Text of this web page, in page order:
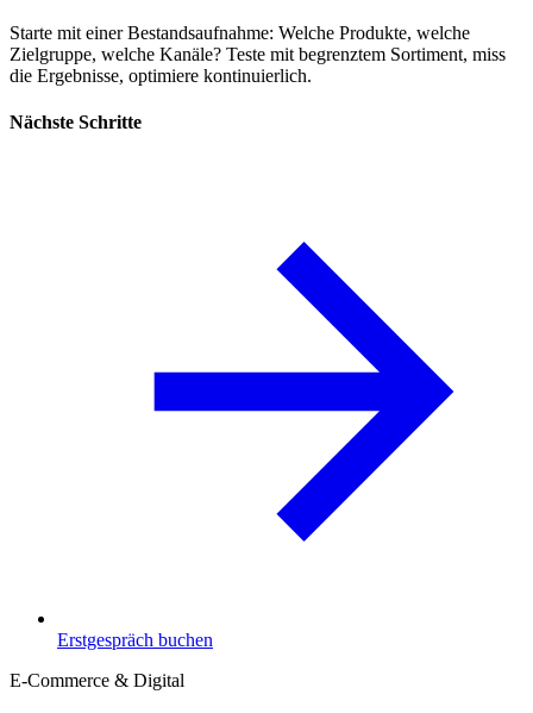
Starte mit einer Bestandsaufnahme: Welche Produkte, welche
Zielgruppe, welche Kanäle? Teste mit begrenztem Sortiment, miss
die Ergebnisse, optimiere kontinuierlich.
Nächste Schritte
Erstgespräch buchen
E-Commerce & Digital